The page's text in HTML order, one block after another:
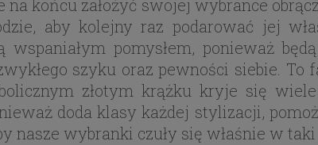
końcu założyć swojej wybrance
aby kolejny raz podarować jej
wspaniałym pomysłem, ponieważ
szyku oraz pewności siebie. To
złotym krążku kryje się wiele
doda klasy każdej stylizacji,
nasze wybranki czuły się właśnie w taki